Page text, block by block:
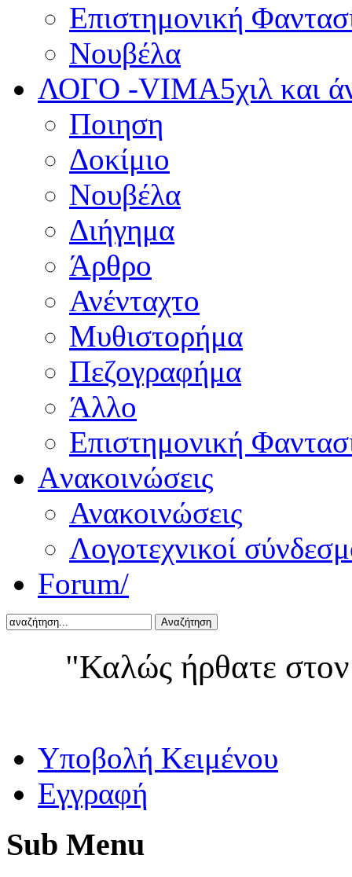
Επιστημονική
Νουβέλα
ΛΟΓΟ -VIMA5χιλ και
Ποιηση
Δοκίμιο
Νουβέλα
Διήγημα
Άρθρο
Ανένταχτο
Μυθιστορήμα
Πεζογραφήμα
Άλλο
Επιστημονική
Aνακοινώσεις
Ανακοινώσεις
Λογοτεχνικοί
Forum/
Αναζήτηση
"Καλώς ήρθατε
Yποβολή Κειμένου
Εγγραφή
Sub Menu